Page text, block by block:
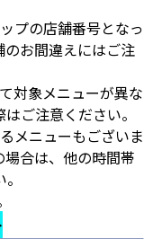
プの店舗番号となっ
お間違えにはご注
対象メニューが異な
ご注意ください。
メニューもございま
合は、他の時間帯